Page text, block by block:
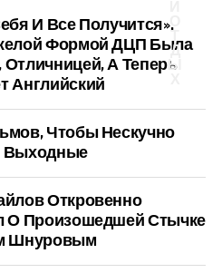
О
Т
Д
Ы
И Все Получится».
Формой ДЦП Была
А Теперь
Английский
Чтобы Нескучно
Выходные
Откровенно
О Произошедшей Стычке
Шнуровым